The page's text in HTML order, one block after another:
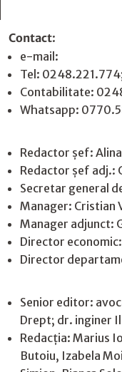
Contact:
e-mail:
Tel:
Contabilitate:
Whatsapp:
Redactor șef:
Redactor șef adj.:
Secretar general
Manager: Cristian
Manager adjunct:
Director
Director
Senior editor:
Drept; dr. inginer
Redacţia: Marius
Butoiu, Izabela